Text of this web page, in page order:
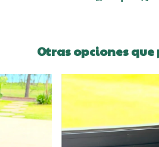
Otras opciones